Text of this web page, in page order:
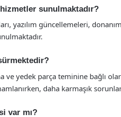
sunulmaktadır?
yazılım güncellemeleri,
ve yedek parça teminine bağlı
daha karmaşık
var mı?